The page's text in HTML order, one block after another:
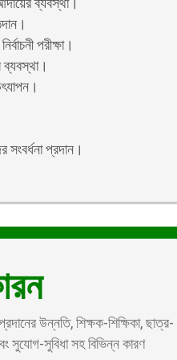
পরীক্ষা।
প্রদান।
উন্নতি, শিক্ষক-শিক্ষিকা, ছাত্র-
সুযোগ-সুবিধা সহ বিভিন্ন কারণ